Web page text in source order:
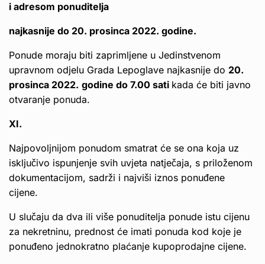
i adresom ponuditelja
najkasnije do 20. prosinca 2022. godine.
Ponude moraju biti zaprimljene u Jedinstvenom
upravnom odjelu Grada Lepoglave najkasnije do 20.
prosinca 2022. godine do 7.00 sati kada će biti javno
otvaranje ponuda.
XI.
Najpovoljnijom ponudom smatrat će se ona koja uz
isključivo ispunjenje svih uvjeta natječaja, s priloženom
dokumentacijom, sadrži i najviši iznos ponuđene
cijene.
U slučaju da dva ili više ponuditelja ponude istu cijenu
za nekretninu, prednost će imati ponuda kod koje je
ponuđeno jednokratno plaćanje kupoprodajne cijene.